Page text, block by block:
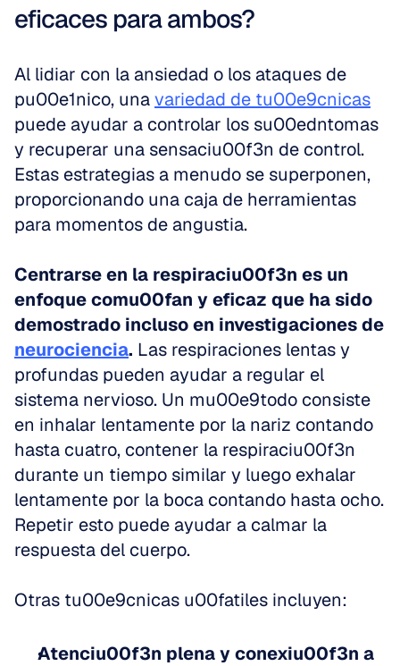
eficaces para ambos?
Al lidiar con la ansiedad o los ataques de
pu00e1nico, una variedad de tu00e9cnicas
puede ayudar a controlar los su00edntomas
y recuperar una sensaciu00f3n de control.
Estas estrategias a menudo se superponen,
proporcionando una caja de herramientas
para momentos de angustia.
Centrarse en la respiraciu00f3n es un
enfoque comu00fan y eficaz que ha sido
neurociencia. Las respiraciones lentas y
profundas pueden ayudar a regular el
sistema nervioso. Un mu00e9todo consiste
en inhalar lentamente por la nariz contando
hasta cuatro, contener la respiraciu00f3n
durante un tiempo similar y luego exhalar
lentamente por la boca contando hasta ocho.
Repetir esto puede ayudar a calmar la
respuesta del cuerpo.
Otras tu00e9cnicas u00fatiles incluyen:
Atenciu00f3n plena y conexiu00f3n a